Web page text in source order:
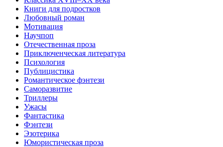
Книги для подростков
Любовный роман
Мотивация
Научпоп
Отечественная проза
Приключенческая литература
Психология
Публицистика
Романтическое фэнтези
Саморазвитие
Триллеры
Ужасы
Фантастика
Фэнтези
Эзотерика
Юмористическая проза